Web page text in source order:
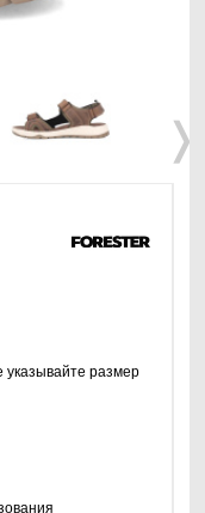
❭
указывайте размер